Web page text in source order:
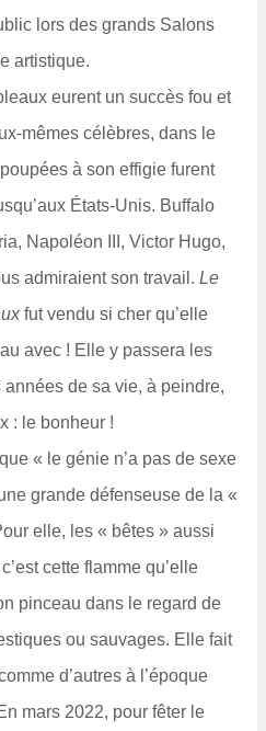
lors des grands Salons
artistique.
eurent un succès fou et
mêmes célèbres, dans le
à son effigie furent
États-Unis. Buffalo
Napoléon III, Victor Hugo,
admiraient son travail. Le
fut vendu si cher qu’elle
avec ! Elle y passera les
de sa vie, à peindre,
: le bonheur !
« le génie n’a pas de sexe
grande défenseuse de la «
elle, les « bêtes » aussi
cette flamme qu’elle
pinceau dans le regard de
ou sauvages. Elle fait
d’autres à l’époque
mars 2022, pour fêter le